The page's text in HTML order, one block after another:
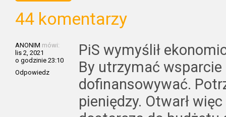
44 komentarzy
ANONIM mówi:
lis 2, 2021
o godzinie 23:10
Odpowiedz
PiS wymyślił
By utrzymać
dofinansowywać.
pieniędzy. Otwarł